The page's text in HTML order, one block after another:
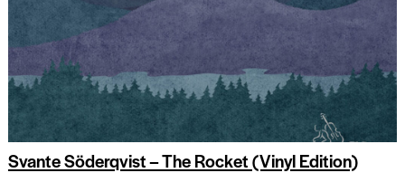
Svante Söderqvist – The Rocket (Vinyl Edition)